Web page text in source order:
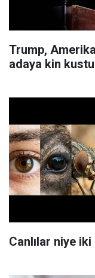
Trump,
adaya kin kustu
Canlılar niye